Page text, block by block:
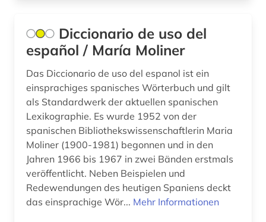
librettist (1)
lieferbares buch (1)
lincoln-bataillon (1)
linguistik (1)
literatur (3)
literaturwissenschaft (20)
lusitanistik (7)
Tschechische Republik (1)
Tuerkei (1)
USA (3)
Ungarn (1)
Zypern (1)
Diccionario de uso del
español / María Moliner
Das Diccionario de uso del espanol ist ein
einsprachiges spanisches Wörterbuch und gilt
als Standardwerk der aktuellen spanischen
Lexikographie. Es wurde 1952 von der
spanischen Bibliothekswissenschaftlerin Maria
Moliner (1900-1981) begonnen und in den
Jahren 1966 bis 1967 in zwei Bänden erstmals
veröffentlicht. Neben Beispielen und
Redewendungen des heutigen Spaniens deckt
das einsprachige Wör... Mehr Informationen